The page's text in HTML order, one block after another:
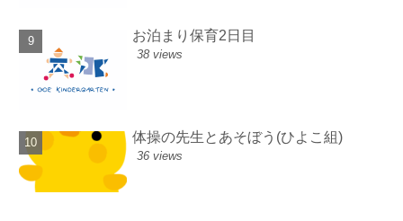
お泊まり保育2日目
38 views
体操の先生とあそぼう(ひよこ組)
36 views